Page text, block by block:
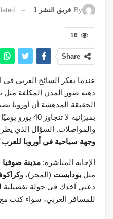
By فريق النشر 1
16
Share
عندما يفكر السائح العربي في
ذهنه صور المدن المكلفة مثل
الحقيقة المدهشة أن أوروبا
بميزانية لا
والمواصلات. السؤال الذي
وجهة سياحية في أوروبا للعرب
الإجابة المباشرة: مدينة صوفيا
مثل بودابست (المجر)، و
دعني آخذك في جولة
للمسافر العربي، سواء كنت